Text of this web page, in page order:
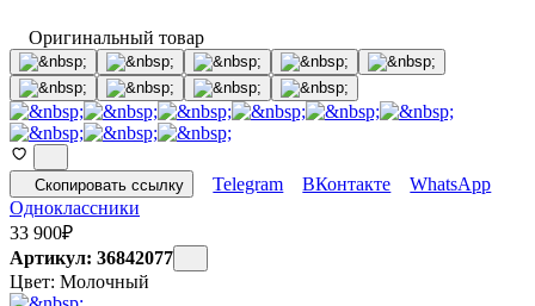
Оригинальный товар
Скопировать ссылку Telegram ВКонтакте
WhatsApp
Одноклассники
33 900₽
Артикул: 36842077
Цвет: Молочный